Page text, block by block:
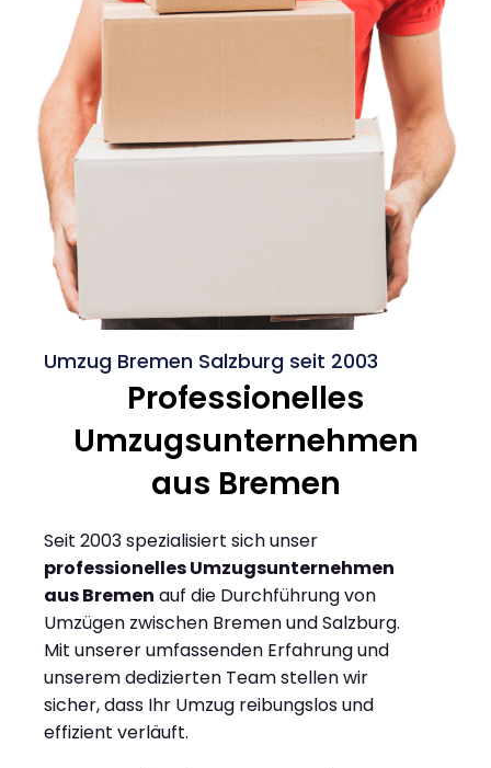
Umzug Bremen Salzburg seit 2003
Professionelles
Umzugsunternehmen
aus Bremen
Seit 2003 spezialisiert sich unser
professionelles Umzugsunternehmen
aus Bremen auf die Durchführung von
Umzügen zwischen Bremen und Salzburg.
Mit unserer umfassenden Erfahrung und
unserem dedizierten Team stellen wir
sicher, dass Ihr Umzug reibungslos und
effizient verläuft.